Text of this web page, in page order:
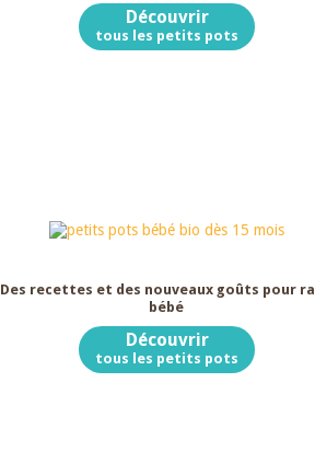
Découvrir
tous les petits pots
Des recettes et des nouveaux goûts pour
bébé
Découvrir
tous les petits pots